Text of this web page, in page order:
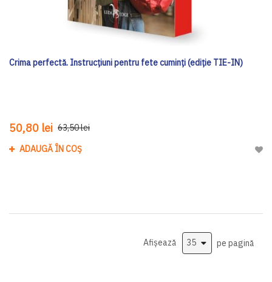
Crima perfectă. Instrucțiuni pentru fete cuminți (ediție TIE-IN)
50,80 lei 63,50 lei
ADAUGĂ ÎN COȘ
Afișează pe pagină